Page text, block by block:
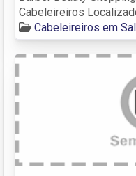
Cabeleireiros
Cabeleireiros em